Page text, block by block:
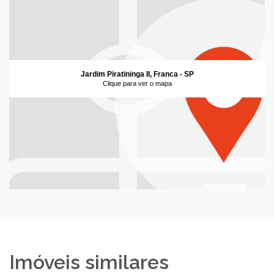
Jardim Piratininga II, Franca - SP
Clique para ver o mapa
Imóveis similares